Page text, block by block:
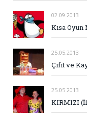
02.09.2013
Kısa
25.05.2013
Çıfıt ve
25.05.2013
KIRMIZI